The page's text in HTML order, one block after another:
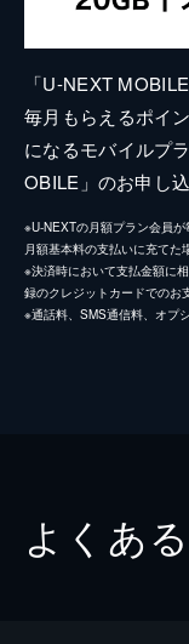
「U-NEXT
毎月もらえるポイ
になるモバイルプ
OBILE」のお申し
※U-NEXTの月額プラン会員
月額基本料の支払いに充てた
※決済時において支払金額に
録のクレジットカードでのお
※通話料、SMS通信料、オプ
よくあ